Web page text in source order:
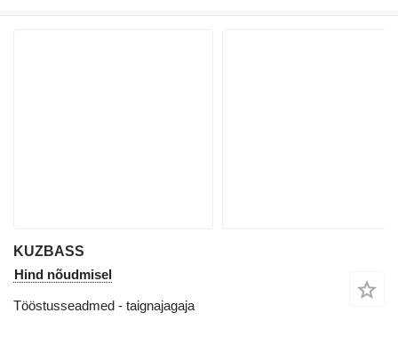
KUZBASS
Hind nõudmisel
Tööstusseadmed - taignajagaja